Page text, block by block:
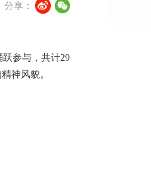
分享：
参与，共计29
神风貌。